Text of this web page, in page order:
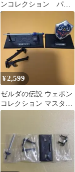
ンコレクション パー
ツ
¥2,599
ゼルダの伝説 ウェポン
コレクション マスター
ソード ハイリアの盾